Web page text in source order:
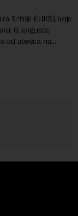
Srbije (UIKS), koje
6. avgusta
od učešća na